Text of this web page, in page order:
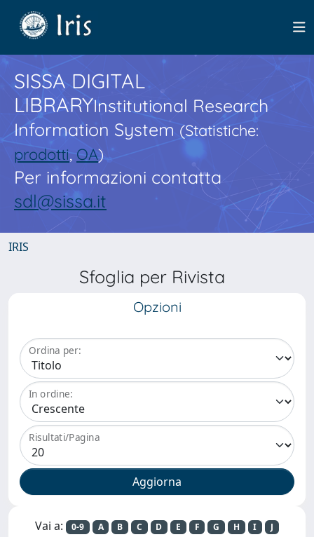
SISSA DIGITAL
LIBRARYInstitutional Research
Information System(Statistiche:
prodotti,OA)
Per informazioni contatta
sdl@sissa.it
IRIS
Sfoglia per Rivista
Opzioni
Ordina per:
In ordine:
Risultati/Pagina
Vai a: 0-9 A B C D E F G H I
J